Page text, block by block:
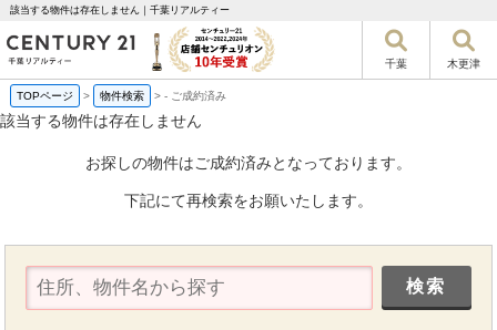
該当する物件は存在しません｜千葉リアルティー
千葉 木更津
TOPページ > 物件検索 >- ご成約済み
該当する物件は存在しません
お探しの物件はご成約済みとなっております。
下記にて再検索をお願いたします。